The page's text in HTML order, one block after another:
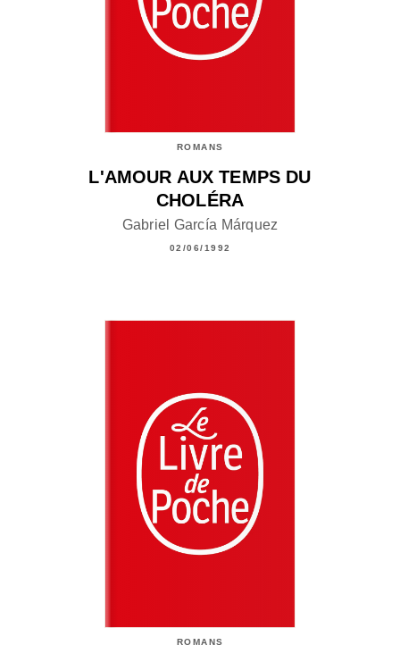
ROMANS
L'AMOUR AUX TEMPS DU
CHOLÉRA
Gabriel García Márquez
02/06/1992
ROMANS